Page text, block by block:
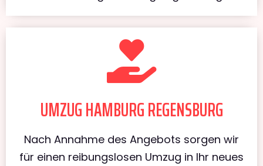
UMZUG HAMBURG REGENSBURG
Nach Annahme des Angebots sorgen wir
für einen reibungslosen Umzug in Ihr neues